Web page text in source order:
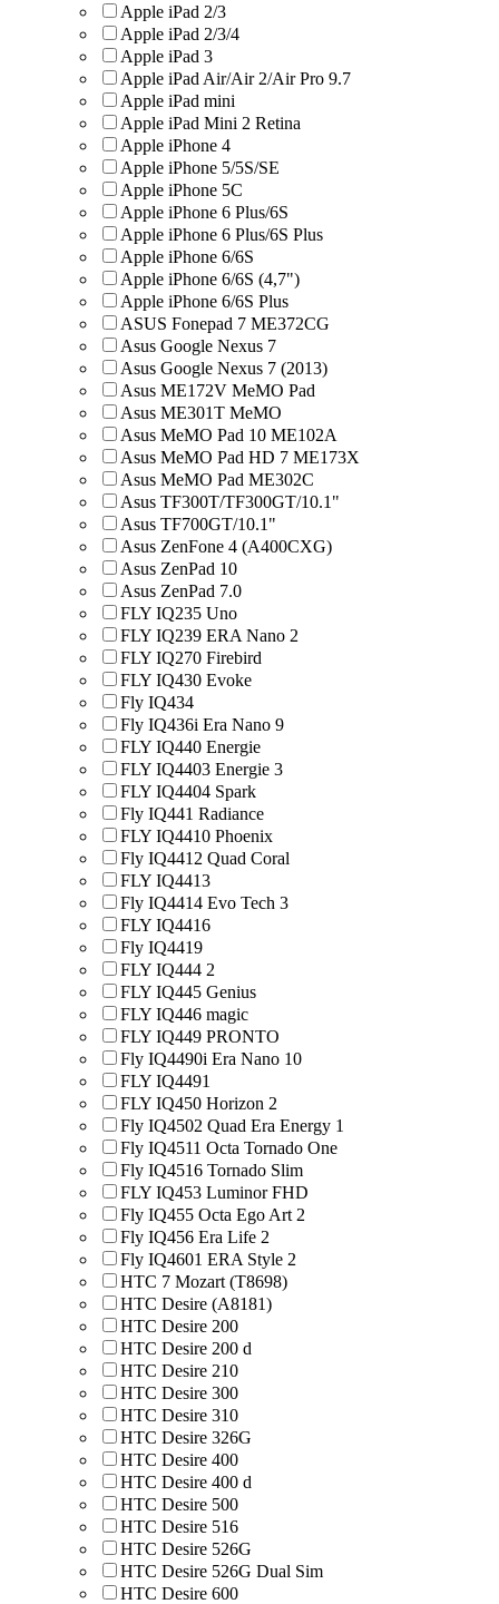
Apple iPad 2/3
Apple iPad 2/3/4
Apple iPad 3
Apple iPad Air/Air 2/Air Pro 9.7
Apple iPad mini
Apple iPad Mini 2 Retina
Apple iPhone 4
Apple iPhone 5/5S/SE
Apple iPhone 5C
Apple iPhone 6 Plus/6S
Apple iPhone 6 Plus/6S Plus
Apple iPhone 6/6S
Apple iPhone 6/6S (4,7")
Apple iPhone 6/6S Plus
ASUS Fonepad 7 ME372CG
Asus Google Nexus 7
Asus Google Nexus 7 (2013)
Asus ME172V MeMO Pad
Asus ME301T MeMO
Asus MeMO Pad 10 ME102A
Asus MeMO Pad HD 7 ME173X
Asus MeMO Pad ME302C
Asus TF300T/TF300GT/10.1"
Asus TF700GT/10.1"
Asus ZenFone 4 (A400CXG)
Asus ZenPad 10
Asus ZenPad 7.0
FLY IQ235 Uno
FLY IQ239 ERA Nano 2
FLY IQ270 Firebird
FLY IQ430 Evoke
Fly IQ434
Fly IQ436i Era Nano 9
FLY IQ440 Energie
FLY IQ4403 Energie 3
FLY IQ4404 Spark
Fly IQ441 Radiance
FLY IQ4410 Phoenix
Fly IQ4412 Quad Coral
FLY IQ4413
Fly IQ4414 Evo Tech 3
FLY IQ4416
Fly IQ4419
FLY IQ444 2
FLY IQ445 Genius
FLY IQ446 magic
FLY IQ449 PRONTO
Fly IQ4490i Era Nano 10
FLY IQ4491
FLY IQ450 Horizon 2
Fly IQ4502 Quad Era Energy 1
Fly IQ4511 Octa Tornado One
Fly IQ4516 Tornado Slim
FLY IQ453 Luminor FHD
Fly IQ455 Octa Ego Art 2
Fly IQ456 Era Life 2
Fly IQ4601 ERA Style 2
HTC 7 Mozart (T8698)
HTC Desire (A8181)
HTC Desire 200
HTC Desire 200 d
HTC Desire 210
HTC Desire 300
HTC Desire 310
HTC Desire 326G
HTC Desire 400
HTC Desire 400 d
HTC Desire 500
HTC Desire 516
HTC Desire 526G
HTC Desire 526G Dual Sim
HTC Desire 600